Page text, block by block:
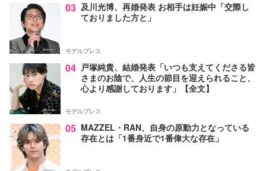
03 及川光博、再婚発表 お相手は妊娠中「交際し
ておりました方と」
モデルプレス
04 戸塚純貴、結婚発表「いつも支えてくださる皆
さまのお陰で、人生の節目を迎えられること、
心より感謝しております」【全文】
モデルプレス
05 MAZZEL・RAN、自身の原動力となっている
存在とは「1番身近で1番偉大な存在」